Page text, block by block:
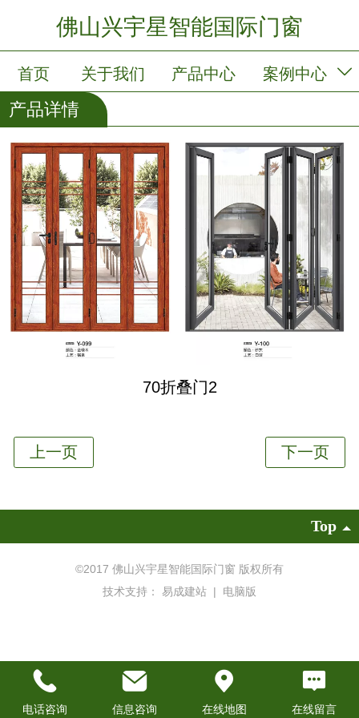
佛山兴宇星智能国际门窗
首页 关于我们 产品中心 案例中心
新闻中心 会员卡列表
产品详情
70折叠门2
Top
©2017 佛山兴宇星智能国际门窗 版权所有
技术支持： 易成建站 | 电脑版
电话咨询 信息咨询 在线地图 在线留言